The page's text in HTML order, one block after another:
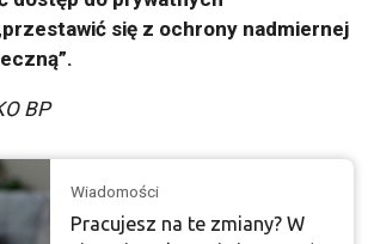
się z ochrony nadmiernej
BP
Wiadomości
Pracujesz na te zmiany? W